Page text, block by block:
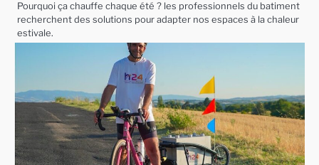
Pourquoi ça chauffe chaque été ? les professionnels du batiment
recherchent des solutions pour adapter nos espaces à la chaleur
estivale.